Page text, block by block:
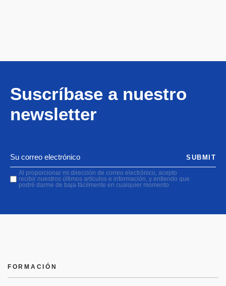
Suscríbase a nuestro
newsletter
Al proporcionar mi dirección de correo electrónico, acepto
recibir nuestros últimos artículos e información, y entiendo que
podré darme de baja fácilmente en cualquier momento
SUBMIT
FORMACIÓN